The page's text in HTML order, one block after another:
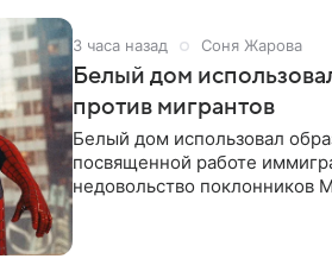
3 часа назад Соня Жарова
Белый дом
против мигрантов
Белый дом использовал
посвященной работе
недовольство поклонников